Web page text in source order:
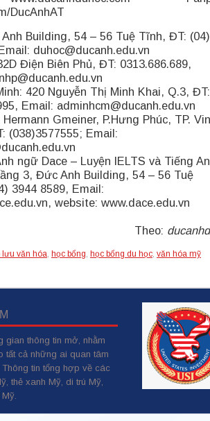
DucAnhAT
Building, 54 – 56 Tuệ Tĩnh, ĐT: (04)
duhoc@ducanh.edu.vn
Điện Biên Phủ, ĐT: 0313.686.689,
420 Nguyễn Thị Minh Khai, Q.3, ĐT:
Email: adminhcm@ducanh.edu.vn
Hermann Gmeiner, P.Hưng Phúc, TP.
(038)3577555; Email:
ngữ Dace – Luyện IELTS và Tiếng
3, Đức Anh Building, 54 – 56 Tuệ
3944 8589, Email:
website: www.dace.edu.vn
Theo:
lưu văn hóa, học bổng, học bổng du học, văn hóa mỹ
gian thông tin mở, nhằm
tất cả những ai quan tâm
tin tổng hợp về các
thẻ xanh Mỹ, di trú Mỹ,